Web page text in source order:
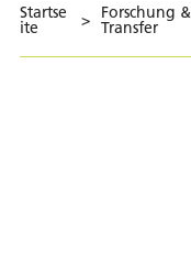
Startse
ite > Forschung &
Transfer